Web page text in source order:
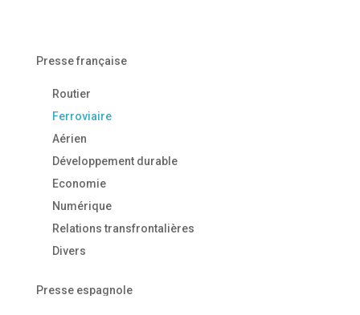
Presse française
Routier
Ferroviaire
Aérien
Développement durable
Economie
Numérique
Relations transfrontalières
Divers
Presse espagnole